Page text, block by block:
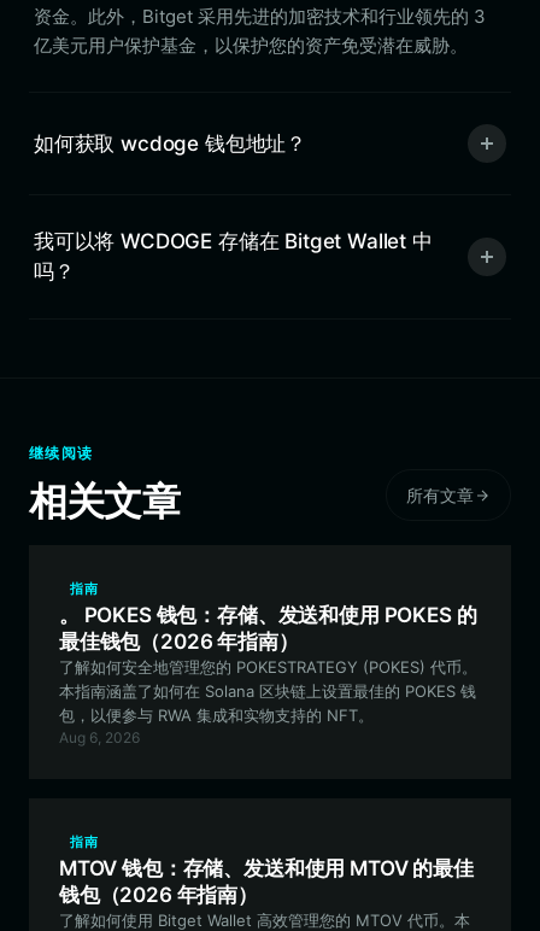
资金。此外，Bitget 采用先进的加密技术和行业领先的 3
亿美元用户保护基金，以保护您的资产免受潜在威胁。
如何获取 wcdoge 钱包地址？
我可以将 WCDOGE 存储在 Bitget Wallet 中
吗？
继续阅读
相关文章 所有文章
指南
。 POKES 钱包：存储、发送和使用 POKES 的
最佳钱包（2026 年指南）
了解如何安全地管理您的 POKESTRATEGY (POKES) 代币。
本指南涵盖了如何在 Solana 区块链上设置最佳的 POKES 钱
包，以便参与 RWA 集成和实物支持的 NFT。
Aug 6, 2026
指南
MTOV 钱包：存储、发送和使用 MTOV 的最佳
钱包（2026 年指南）
了解如何使用 Bitget Wallet 高效管理您的 MTOV 代币。本